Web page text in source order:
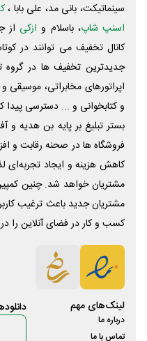
سینماتیکت، بانی مد، علی‌ بابا ،
اسنپ شاپ، باسلام و ازکی از
کانال تخفیف می توانند در
جدیدترین تخفیف ها در گروه
اپراتورهای مخابراتی،
و کتابخوانی و ... دسترسی پیدا
بستر تبلیغ بر پایه بن هدیه و
فروشگاه ها در صحنه رقابت و
کاهش هزینه و ایجاد
مشتریان خواهد شد. چنین
مشتریان جدید باعث ترغیب
کسب و کار در فضای آنلاین را
لینک‌های مهم
درباره ما
تماس با ما